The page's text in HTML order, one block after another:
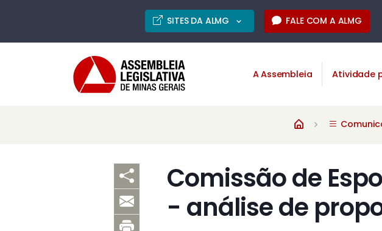
SITES DA ALMG FALE COM A ALMG
A Assembleia Atividade
Comissão de
- análise de